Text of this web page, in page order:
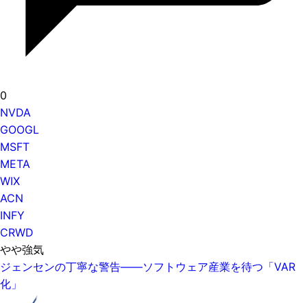
0
NVDA
GOOGL
MSFT
META
WIX
ACN
INFY
CRWD
やや強気
ジェンセンの丁寧な警告——ソフトウェア産業を待つ「VAR
化」